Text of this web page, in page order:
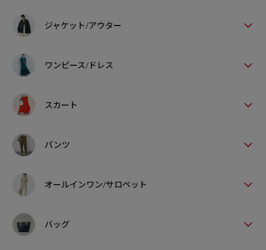
ジャケット/アウター
ワンピース/ドレス
スカート
パンツ
オールインワン/サロペット
バッグ